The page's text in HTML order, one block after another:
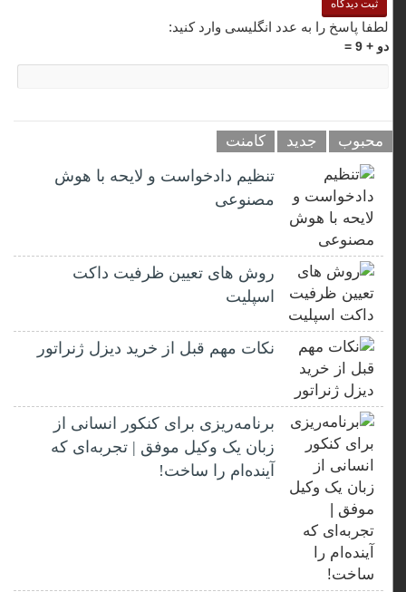
لطفا پاسخ را به عدد انگلیسی وارد کنید:
دو + 9 =
محبوب جدید کامنت
تنظیم دادخواست و لایحه با هوش
مصنوعی
روش های تعیین ظرفیت داکت
اسپلیت
نکات مهم قبل از خرید دیزل ژنراتور
برنامه‌ریزی برای کنکور انسانی از
زبان یک وکیل موفق | تجربه‌ای که
آینده‌ام را ساخت!